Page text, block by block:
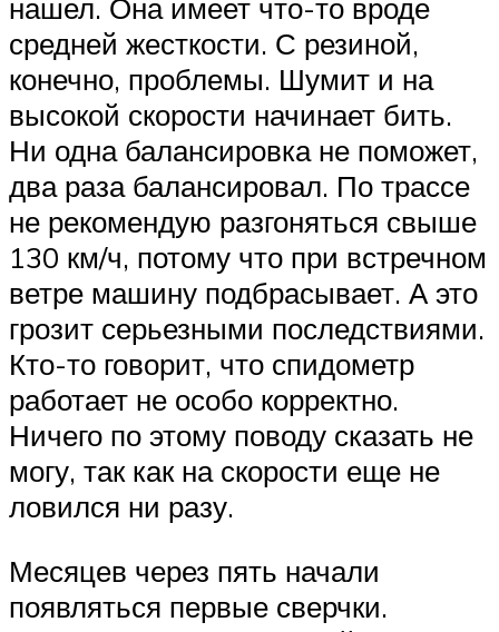
нашел. Она имеет что-то вроде
средней жесткости. С резиной,
конечно, проблемы. Шумит и на
высокой скорости начинает бить.
Ни одна балансировка не поможет,
два раза балансировал. По трассе
не рекомендую разгоняться свыше
130 км/ч, потому что при встречном
ветре машину подбрасывает. А это
грозит серьезными последствиями.
Кто-то говорит, что спидометр
работает не особо корректно.
Ничего по этому поводу сказать не
могу, так как на скорости еще не
ловился ни разу.
Месяцев через пять начали
появляться первые сверчки.